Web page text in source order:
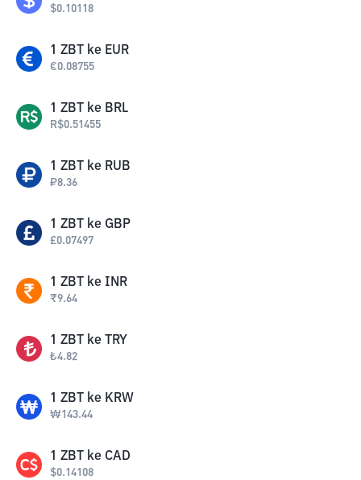
$0.10118
1 ZBT ke EUR
€0.08755
1 ZBT ke BRL
R$0.51455
1 ZBT ke RUB
₽8.36
1 ZBT ke GBP
£0.07497
1 ZBT ke INR
₹9.64
1 ZBT ke TRY
₺4.82
1 ZBT ke KRW
₩143.44
1 ZBT ke CAD
$0.14108